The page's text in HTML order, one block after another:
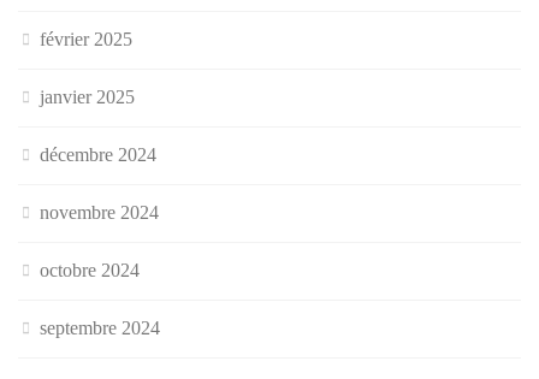
février 2025
janvier 2025
décembre 2024
novembre 2024
octobre 2024
septembre 2024